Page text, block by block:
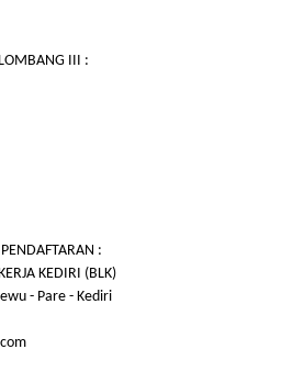
III :
:
KEDIRI (BLK)
- Pare - Kediri